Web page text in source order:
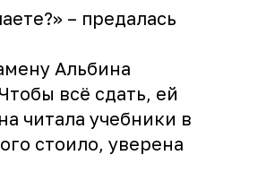
– предалась
Альбина
всё сдать, ей
читала учебники в
стоило, уверена